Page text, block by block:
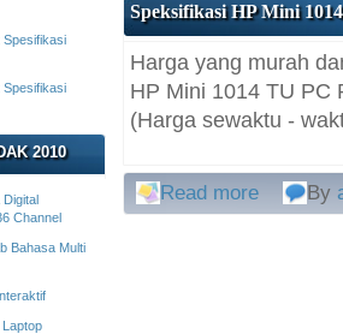
Spesifikasi
Spesifikasi
2010
Digital
Channel
Bahasa Multi
Laptop
Speksifikasi HP Mini
Harga yang murah
HP Mini 1014 TU PC
(Harga sewaktu -
Read more By